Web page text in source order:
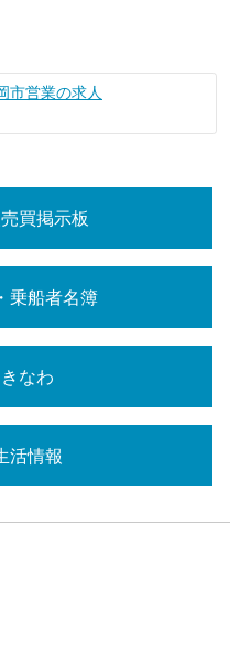
市営業の求人
買掲示板
乗船者名簿
なわ
活情報